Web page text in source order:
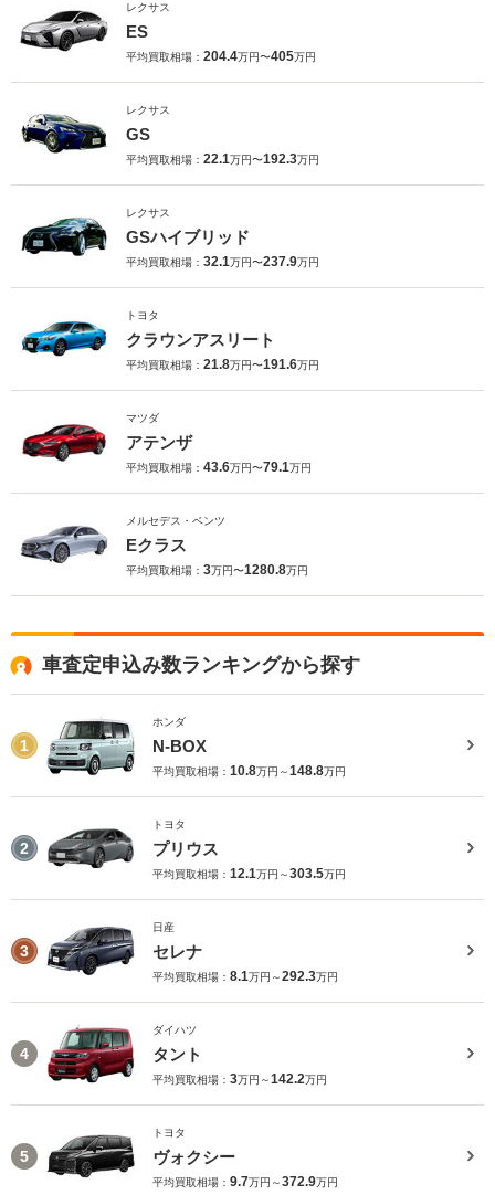
レクサス
ES
平均買取相場： 204.4万円〜405万円
レクサス
GS
平均買取相場： 22.1万円〜192.3万円
レクサス
GSハイブリッド
平均買取相場： 32.1万円〜237.9万円
トヨタ
クラウンアスリート
平均買取相場： 21.8万円〜191.6万円
マツダ
アテンザ
平均買取相場： 43.6万円〜79.1万円
メルセデス・ベンツ
Eクラス
平均買取相場： 3万円〜1280.8万円
車査定申込み数ランキングから探す
1
ホンダ
N-BOX
平均買取相場： 10.8万円～148.8万円
2
トヨタ
プリウス
平均買取相場： 12.1万円～303.5万円
3
日産
セレナ
平均買取相場： 8.1万円～292.3万円
4
ダイハツ
タント
平均買取相場： 3万円～142.2万円
5
トヨタ
ヴォクシー
平均買取相場： 9.7万円～372.9万円